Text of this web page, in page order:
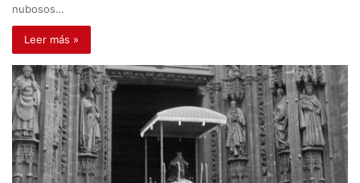
nubosos…
Leer más »